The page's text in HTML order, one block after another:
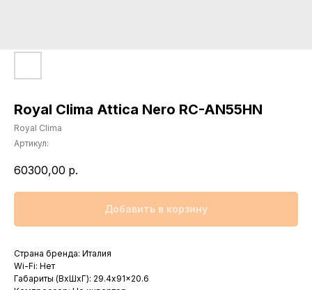
Royal Clima Attica Nero RC-AN55HN
Royal Clima
Артикул:
60300,00 р.
Добавить в корзину
Страна бренда: Италия
Wi-Fi: Нет
Габариты (ВхШхГ): 29.4x91x20.6